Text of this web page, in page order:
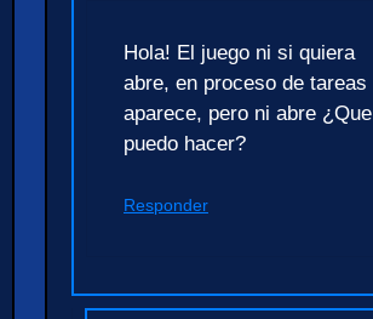
Hola! El juego ni si quiera
abre, en proceso de tareas
aparece, pero ni abre ¿Que
puedo hacer?
Responder